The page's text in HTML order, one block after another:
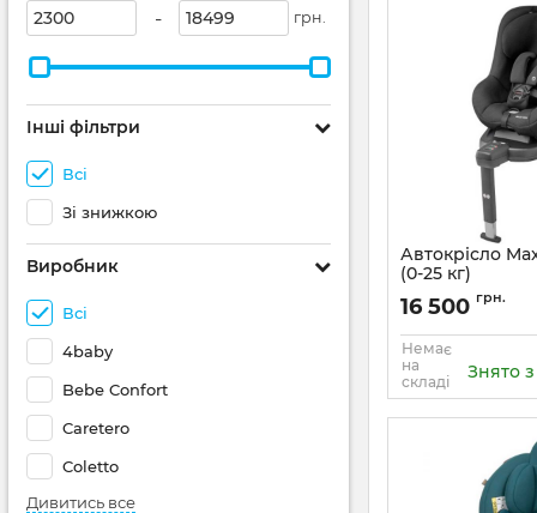
- грн.
Інші фільтри
Всі
Зі знижкою
Виробник
Всі
4baby
Bebe Confort
Caretero
Coletto
Дивитись все
Автокрісло
(0-25 кг)
Артикул:8028671110
16 500 грн.
Немає
на
складі
Знято